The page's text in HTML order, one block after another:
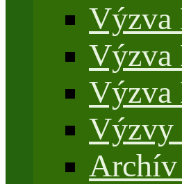
Výzva
Výzva
Výzva
Výzvy
Archív